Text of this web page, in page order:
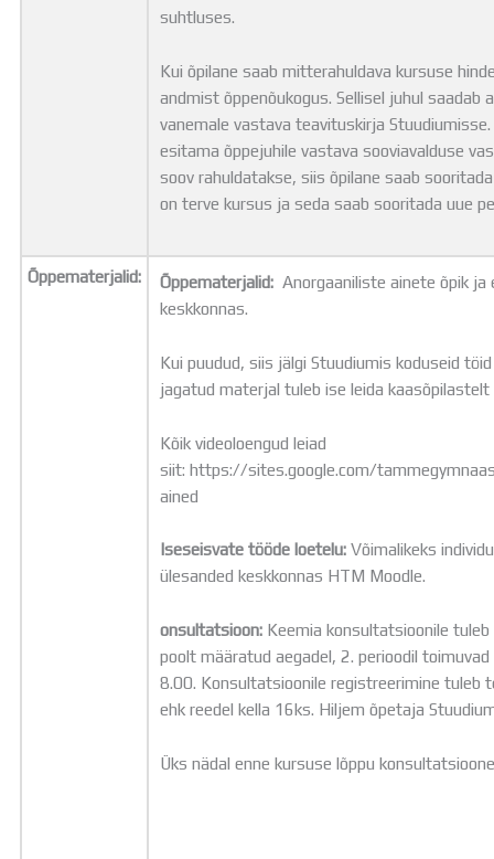
suhtluses.
Kui õpilane saab mitterahuldava kursuse
andmist õppenõukogus. Sellisel juhul saadab
vanemale vastava teavituskirja
esitama õppejuhile vastava sooviavalduse
soov rahuldatakse, siis õpilane saab
on terve kursus ja seda saab sooritada uue
Õppematerjalid: Õppematerjalid:Anorgaaniliste ainete õpik
keskkonnas.
Kui puudud, siis jälgi Stuudiumis koduseid
jagatud materjal tuleb ise leida
Kõik videoloengud leiad
siit: https://sites.google.com/
ained
Iseseisvate tööde loetelu: Võimalikeks
ülesanded keskkonnas HTM Moodle.
onsultatsioon: Keemia konsultatsioonile
poolt määratud aegadel, 2. perioodil
8.00. Konsultatsioonile registreerimine tuleb
ehk reedel kella 16ks. Hiljem õpetaja
Üks nädal enne kursuse lõppu